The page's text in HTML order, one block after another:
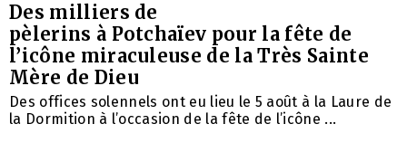
Des milliers de
pèlerins à Potchaïev pour la fête de
l’icône miraculeuse de la Très Sainte
Mère de Dieu
Des offices solennels ont eu lieu le 5 août à la Laure de
la Dormition à l’occasion de la fête de l’icône ...